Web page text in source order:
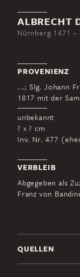
ALBRECHT
Nürnberg 1471 –
PROVENIENZ
...; Slg. Johann
1817 mit der
unbekannt
? x ? cm
Inv. Nr. 477
VERBLEIB
Abgegeben als
Franz von
QUELLEN